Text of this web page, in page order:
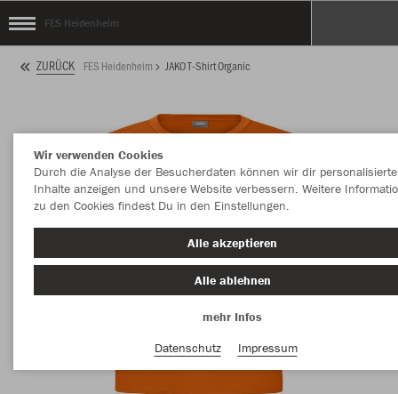
FES Heidenheim
ZURÜCK FES Heidenheim JAKO T-Shirt Organic
Wir verwenden Cookies
Durch die Analyse der Besucherdaten können wir dir personalisierte
Inhalte anzeigen und unsere Website verbessern. Weitere
zu den Cookies findest Du in den Einstellungen.
Alle akzeptieren
Alle ablehnen
mehr Infos
Datenschutz
Impressum